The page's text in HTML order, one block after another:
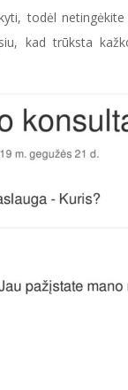
todėl
kad trūksta